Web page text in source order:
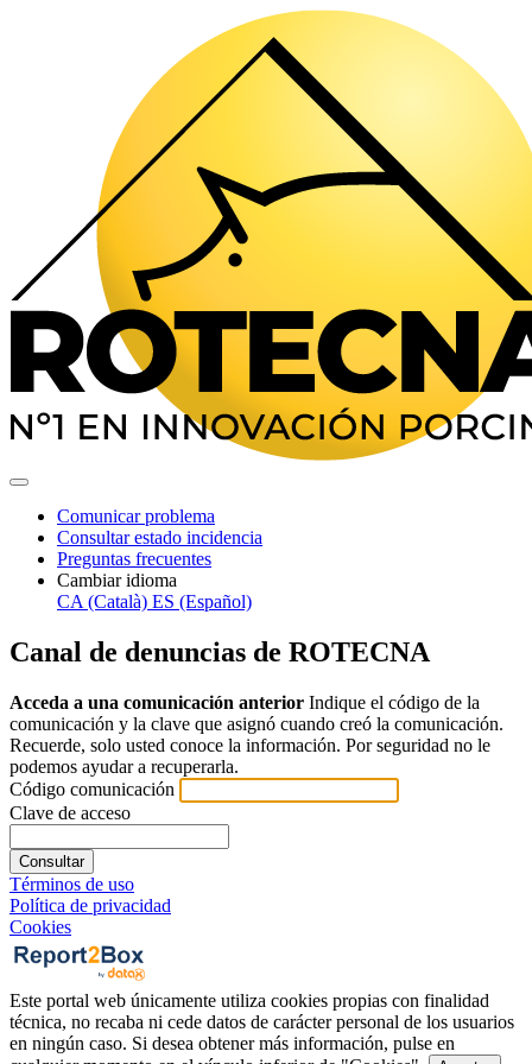
Comunicar problema
Consultar estado incidencia
Preguntas frecuentes
Cambiar idioma
CA (Català) ES (Español)
Canal de denuncias de ROTECNA
Acceda a una comunicación anterior Indique el código de la
comunicación y la clave que asignó cuando creó la comunicación.
Recuerde, solo usted conoce la información. Por seguridad no le
podemos ayudar a recuperarla.
Código comunicación
Clave de acceso
Consultar
Términos de uso
Política de privacidad
Cookies
Este portal web únicamente utiliza cookies propias con finalidad
técnica, no recaba ni cede datos de carácter personal de los usuarios
en ningún caso. Si desea obtener más información, pulse en